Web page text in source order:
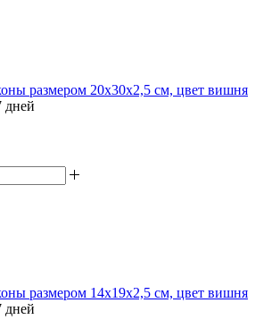
размером 20х30х2,5 см, цвет вишня
дней
размером 14х19х2,5 см, цвет вишня
дней